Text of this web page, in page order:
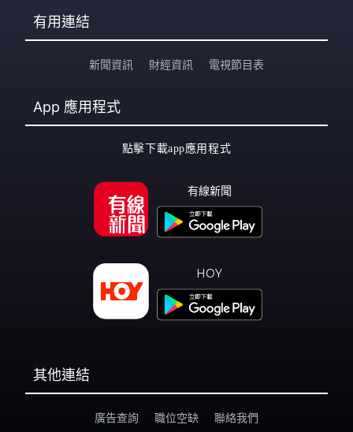
有用連結
新聞資訊 財經資訊 電視節目表
App 應用程式
點擊下載app應用程式
有線新聞
HOY
其他連結
廣告查詢 職位空缺 聯絡我們